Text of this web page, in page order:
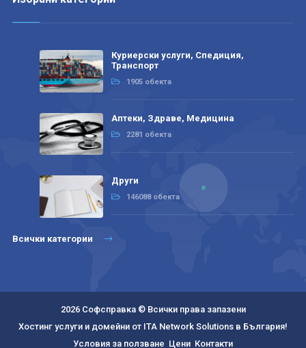
Куриерски услуги, Спедиция,
Транспорт
1905 обекта
Аптеки, Здраве, Медицина
2281 обекта
Други
146088 обекта
Всички категории
2026 Софсправка © Всички права запазени
Хостинг услуги и домейни от ITA Network Solutions в България!
Условия за ползване Цени Контакти